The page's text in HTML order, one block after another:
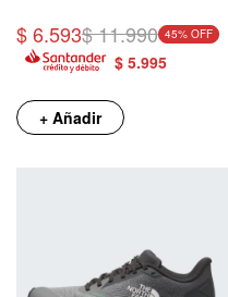
$6.593$11.990 45
$ 5.995
+ Añadir